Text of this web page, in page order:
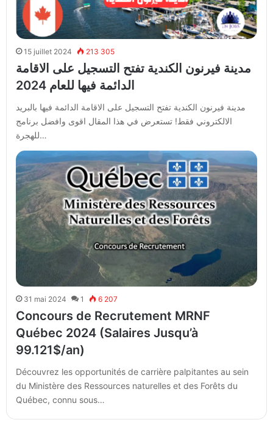
15 juillet 2024 213 305
مدينة فيرنون الكندية تفتح التسجيل على الاقامة
الدائمة فيها للعام 2024
مدينة فيرنون الكندية تفتح التسجيل على الاقامة الدائمة فيها بالبريد
الالكتروني فقط! تستعرض في هذا المقال اقوى وافضل برنامج
للهجرة…
31 mai 2024 1 6 207
Concours de Recrutement MRNF
Québec 2024 (Salaires Jusqu’à
99.121$/an)
Découvrez les opportunités de carrière palpitantes au sein
du Ministère des Ressources naturelles et des Forêts du
Québec, connu sous…